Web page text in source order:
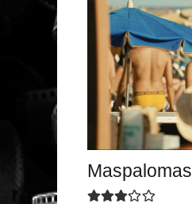
Maspalomas